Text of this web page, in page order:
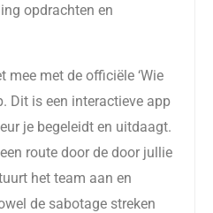
opdrachten en
mee met de officiële ‘Wie
Dit is een interactieve app
je begeleidt en uitdaagt.
route door de door jullie
het team aan en
de sabotage streken